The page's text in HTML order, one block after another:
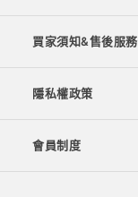
買家須知&售後服務
隱私權政策
會員制度